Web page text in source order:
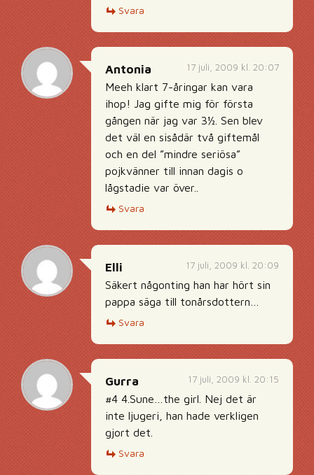
Svara
17 juli, 2009 kl. 20:07
Antonia
Meeh klart 7-åringar kan vara
ihop! Jag gifte mig för första
gången när jag var 3½. Sen blev
det väl en sisådär två giftemål
och en del ”mindre seriösa”
pojkvänner till innan dagis o
lågstadie var över..
Svara
17 juli, 2009 kl. 20:09
Elli
Säkert någonting han har hört sin
pappa säga till tonårsdottern…
Svara
17 juli, 2009 kl. 20:15
Gurra
#4 4.Sune…the girl. Nej det är
inte ljugeri, han hade verkligen
gjort det.
Svara